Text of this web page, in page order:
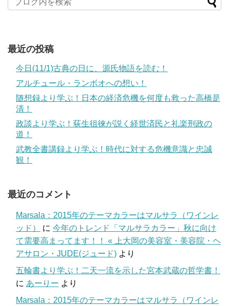
最近の投稿
今日(11/1)古典の日に、源氏物語を読む！
アルチュール・ランボオへの想い！
随想録より学ぶ！日本の経済危機を何度も救った高橋是
清！
政談より学ぶ！荻生徂徠が説く経世済民と礼楽刑政の
道！
武教全書講録より学ぶ！時代に対する危機意識と忠誠
観！
最近のコメント
Marsala：2015年のテーマカラーはマルサラ（ワインレ
ッド）
に 今年のトレンド「マルサラカラー」秋に向け
て需要高まってます！！ « 上大岡の美容室・美容院・ヘ
アサロン・JUDE(ジュード) より
五輪書より学ぶ！二天一流を示した宮本武蔵の哲学書！
に あーりー より
Marsala：2015年のテーマカラーはマルサラ（ワインレ